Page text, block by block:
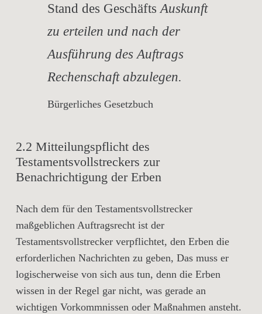
Stand des GeschäftsAuskunft
zu erteilen und nach der
Ausführung des Auftrags
Rechenschaft abzulegen.
Bürgerliches Gesetzbuch
2.2 Mitteilungspflicht des
Testamentsvollstreckers zur
Benachrichtigung der Erben
Nach dem für den Testamentsvollstrecker
maßgeblichen Auftragsrecht ist der
Testamentsvollstrecker verpflichtet, den Erben die
erforderlichen Nachrichten zu geben, Das muss er
logischerweise von sich aus tun, denn die Erben
wissen in der Regel gar nicht, was gerade an
wichtigen Vorkommnissen oder Maßnahmen ansteht.